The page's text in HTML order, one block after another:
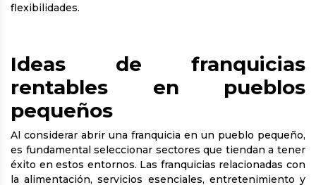
flexibilidades.
Ideas de franquicias
rentables en pueblos
pequeños
Al considerar abrir una franquicia en un pueblo pequeño,
es fundamental seleccionar sectores que tiendan a tener
éxito en estos entornos. Las franquicias relacionadas con
la alimentación, servicios esenciales, entretenimiento y